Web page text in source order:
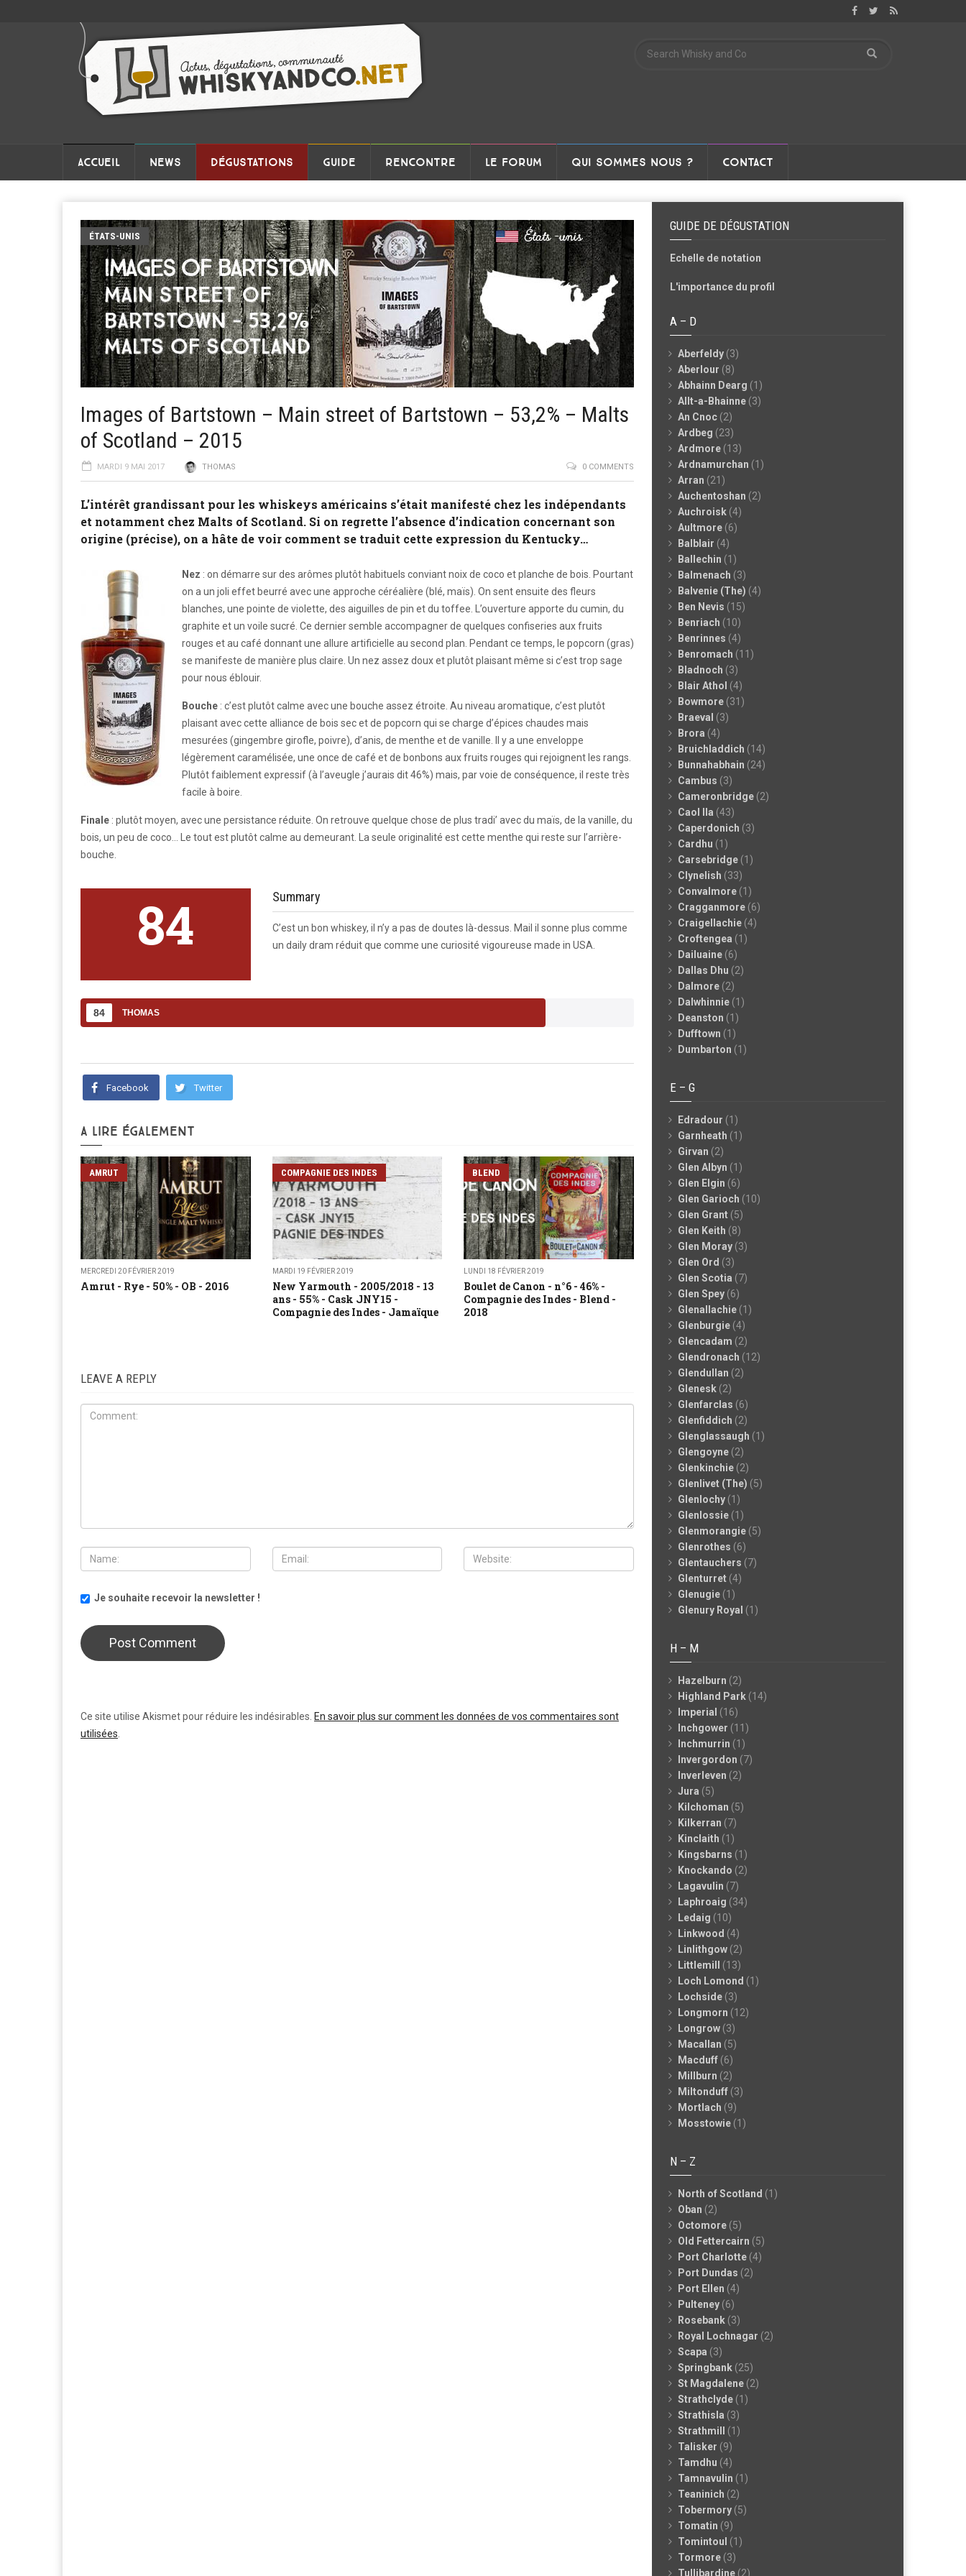
ACCUEIL NEWS DÉGUSTATIONS GUIDE RENCONTRE LE FORUM QUI SOMMES NOUS ? CONTACT
ÉTATS-UNIS
Images of Bartstown – Main street of Bartstown – 53,2% – Malts
of Scotland – 2015
MARDI 9 MAI 2017 THOMAS 0 COMMENTS
L’intérêt grandissant pour les whiskeys américains s’était manifesté chez les indépendants
et notamment chez Malts of Scotland. Si on regrette l’absence d’indication concernant son
origine (précise), on a hâte de voir comment se traduit cette expression du Kentucky…
Nez : on démarre sur des arômes plutôt habituels conviant noix de coco et planche de bois. Pourtant
on a un joli effet beurré avec une approche céréalière (blé, maïs). On sent ensuite des fleurs
blanches, une pointe de violette, des aiguilles de pin et du toffee. L’ouverture apporte du cumin, du
graphite et un voile sucré. Ce dernier semble accompagner de quelques confiseries aux fruits
rouges et au café donnant une allure artificielle au second plan. Pendant ce temps, le popcorn (gras)
se manifeste de manière plus claire. Un nez assez doux et plutôt plaisant même si c’est trop sage
pour nous éblouir.
Bouche : c’est plutôt calme avec une bouche assez étroite. Au niveau aromatique, c’est plutôt
plaisant avec cette alliance de bois sec et de popcorn qui se charge d’épices chaudes mais
mesurées (gingembre girofle, poivre), d’anis, de menthe et de vanille. Il y a une enveloppe
légèrement caramélisée, une once de café et de bonbons aux fruits rouges qui rejoignent les rangs.
Plutôt faiblement expressif (à l’aveugle j’aurais dit 46%) mais, par voie de conséquence, il reste très
facile à boire.
Finale : plutôt moyen, avec une persistance réduite. On retrouve quelque chose de plus tradi’ avec du maïs, de la vanille, du
bois, un peu de coco… Le tout est plutôt calme au demeurant. La seule originalité est cette menthe qui reste sur l’arrière-
bouche.
84 Summary
C’est un bon whiskey, il n’y a pas de doutes là-dessus. Mail il sonne plus comme
un daily dram réduit que comme une curiosité vigoureuse made in USA.
84 THOMAS
Facebook Twitter
A LIRE ÉGALEMENT
AMRUT
MERCREDI 20 FÉVRIER 2019
Amrut - Rye - 50% - OB - 2016
COMPAGNIE DES INDES
MARDI 19 FÉVRIER 2019
New Yarmouth - 2005/2018 - 13
ans - 55% - Cask JNY15 -
Compagnie des Indes - Jamaïque
BLEND
LUNDI 18 FÉVRIER 2019
Boulet de Canon - n°6 - 46% -
Compagnie des Indes - Blend -
2018
LEAVE A REPLY
Je souhaite recevoir la newsletter !
Ce site utilise Akismet pour réduire les indésirables. En savoir plus sur comment les données de vos commentaires sont
utilisées
GUIDE DE DÉGUSTATION
Echelle de notation
L'importance du profil
A – D
Aberfeldy (3)
Aberlour (8)
Abhainn Dearg (1)
Allt-a-Bhainne (3)
An Cnoc (2)
Ardbeg (23)
Ardmore (13)
Ardnamurchan (1)
Arran (21)
Auchentoshan (2)
Auchroisk (4)
Aultmore (6)
Balblair (4)
Ballechin (1)
Balmenach (3)
Balvenie (The) (4)
Ben Nevis (15)
Benriach (10)
Benrinnes (4)
Benromach (11)
Bladnoch (3)
Blair Athol (4)
Bowmore (31)
Braeval (3)
Brora (4)
Bruichladdich (14)
Bunnahabhain (24)
Cambus (3)
Cameronbridge (2)
Caol Ila (43)
Caperdonich (3)
Cardhu (1)
Carsebridge (1)
Clynelish (33)
Convalmore (1)
Cragganmore (6)
Craigellachie (4)
Croftengea (1)
Dailuaine (6)
Dallas Dhu (2)
Dalmore (2)
Dalwhinnie (1)
Deanston (1)
Dufftown (1)
Dumbarton (1)
E – G
Edradour (1)
Garnheath (1)
Girvan (2)
Glen Albyn (1)
Glen Elgin (6)
Glen Garioch (10)
Glen Grant (5)
Glen Keith (8)
Glen Moray (3)
Glen Ord (3)
Glen Scotia (7)
Glen Spey (6)
Glenallachie (1)
Glenburgie (4)
Glencadam (2)
Glendronach (12)
Glendullan (2)
Glenesk (2)
Glenfarclas (6)
Glenfiddich (2)
Glenglassaugh (1)
Glengoyne (2)
Glenkinchie (2)
Glenlivet (The) (5)
Glenlochy (1)
Glenlossie (1)
Glenmorangie (5)
Glenrothes (6)
Glentauchers (7)
Glenturret (4)
Glenugie (1)
Glenury Royal (1)
H – M
Hazelburn (2)
Highland Park (14)
Imperial (16)
Inchgower (11)
Inchmurrin (1)
Invergordon (7)
Inverleven (2)
Jura (5)
Kilchoman (5)
Kilkerran (7)
Kinclaith (1)
Kingsbarns (1)
Knockando (2)
Lagavulin (7)
Laphroaig (34)
Ledaig (10)
Linkwood (4)
Linlithgow (2)
Littlemill
(13)
Loch Lomond (1)
Lochside (3)
Longmorn (12)
Longrow (3)
Macallan (5)
Macduff (6)
Millburn (2)
Miltonduff (3)
Mortlach (9)
Mosstowie (1)
N – Z
North of Scotland (1)
Oban (2)
Octomore (5)
Old Fettercairn (5)
Port Charlotte (4)
Port Dundas (2)
Port Ellen (4)
Pulteney (6)
Rosebank (3)
Royal Lochnagar (2)
Scapa (3)
Springbank (25)
St Magdalene (2)
Strathclyde (1)
Strathisla (3)
Strathmill
(1)
Talisker (9)
Tamdhu (4)
Tamnavulin (1)
Teaninich (2)
Tobermory (5)
Tomatin (9)
Tomintoul (1)
Tormore (3)
Tullibardine (2)